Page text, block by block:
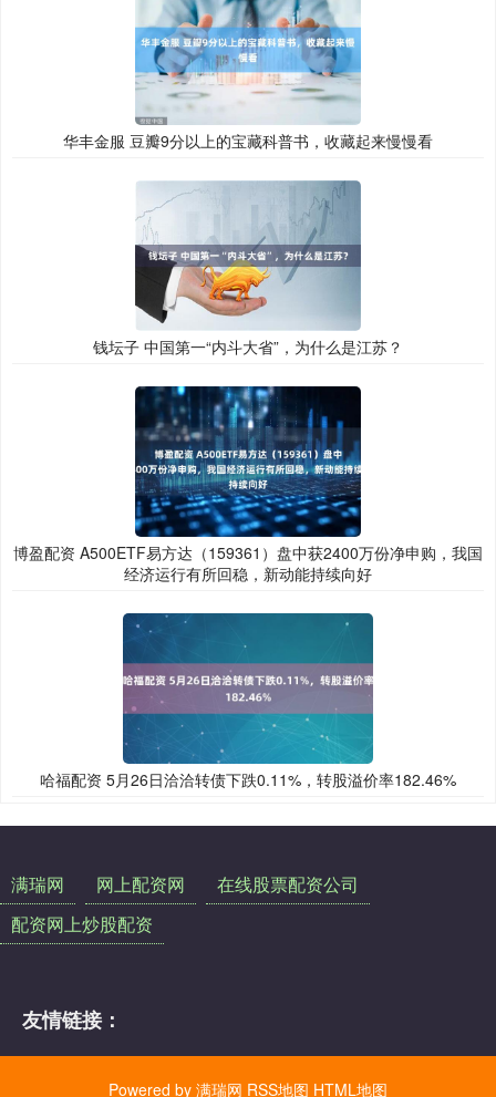
华丰金服 豆瓣9分以上的宝藏科普书，收藏起来慢慢看
钱坛子 中国第一“内斗大省”，为什么是江苏？
博盈配资 A500ETF易方达（159361）盘中获2400万份净申购，我国
经济运行有所回稳，新动能持续向好
哈福配资 5月26日洽洽转债下跌0.11%，转股溢价率182.46%
满瑞网 网上配资网
在线股票配资公司
配资网上炒股配资
友情链接：
Powered by 满瑞网 RSS地图 HTML地图